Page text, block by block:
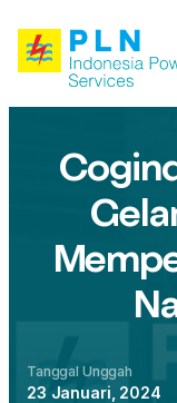
Tanggal Unggah
23 Januari, 2024